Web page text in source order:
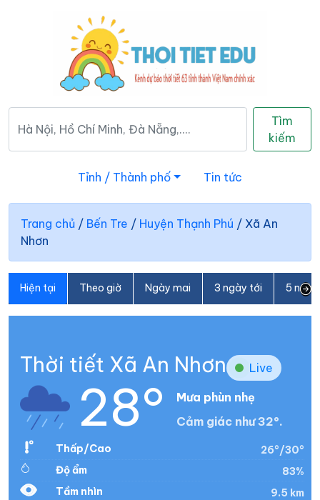
Tìm
kiếm
Tỉnh / Thành phố Tin tức
Trang chủ / Bến Tre / Huyện Thạnh Phú / Xã An
Nhơn
Hiện tại Theo giờ Ngày mai 3 ngày tới 5
Thời tiết Xã An Nhơn Live
28°
Mưa phùn nhẹ
Cảm giác như 32°.
Thấp/Cao
26°/30°
Độ ẩm
83%
Tầm nhìn
9.5 km